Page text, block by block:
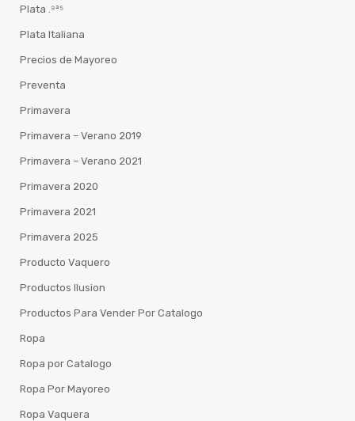
Plata .⁹²⁵
Plata Italiana
Precios de Mayoreo
Preventa
Primavera
Primavera – Verano 2019
Primavera – Verano 2021
Primavera 2020
Primavera 2021
Primavera 2025
Producto Vaquero
Productos Ilusion
Productos Para Vender Por Catalogo
Ropa
Ropa por Catalogo
Ropa Por Mayoreo
Ropa Vaquera